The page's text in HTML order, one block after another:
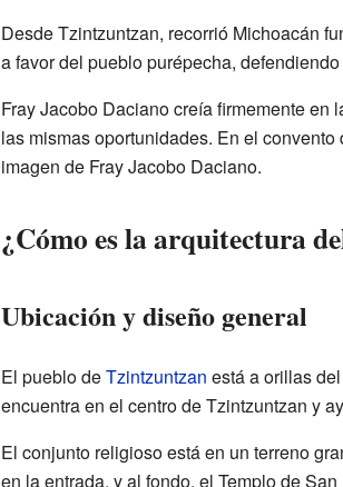
Desde Tzintzuntzan, recorrió Michoacán
a favor del pueblo purépecha,
Fray Jacobo Daciano creía firmemente
las mismas oportunidades. En el
imagen de Fray Jacobo Daciano.
¿Cómo es la arquitectura
Ubicación y diseño general
El pueblo deTzintzuntzan está a orillas del
encuentra en el centro de Tzintzuntzan y
El conjunto religioso está en un terreno
en la entrada, y al fondo, el Templo de